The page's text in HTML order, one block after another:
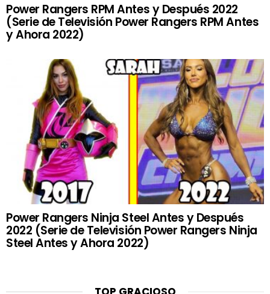
Power Rangers RPM Antes y Después 2022
(Serie de Televisión Power Rangers RPM Antes
y Ahora 2022)
Power Rangers Ninja Steel Antes y Después
2022 (Serie de Televisión Power Rangers Ninja
Steel Antes y Ahora 2022)